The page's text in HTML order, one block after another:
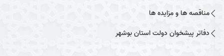
مناقصه ها و مزایده ها
دفاتر پیشخوان دولت استان بوشهر